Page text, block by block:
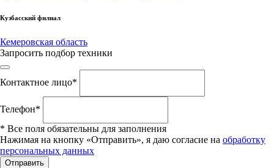
Кузбасский филиал
Кемеровская область
Запросить подбор техники
Контактное лицо*
Телефон*
* Все поля обязательны для заполнения
Нажимая на кнопку «Отправить», я даю согласие на обработку
персональных данных
Отправить